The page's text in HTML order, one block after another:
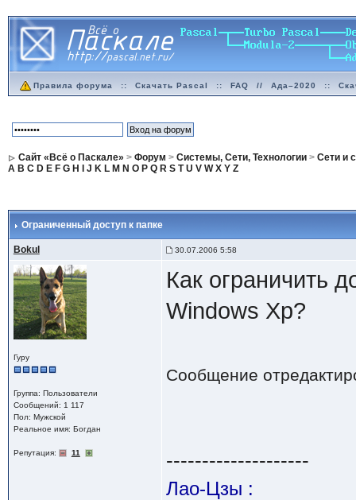
Правила форума :: Скачать Pascal :: FAQ // Ада–2020 ::
Сайт «Всё о Паскале» > Форум > Системы, Сети, Технологии> Сети и
A B C D E F G H J K L M N O P Q R S T U V W X Y Z
Ограниченный доступ к папке
Bokul 30.07.2006 5:58
Гуру
Группа: Пользователи
Сообщений: 1 117
Пол: Мужской
Реальное имя: Богдан
Репутация: 11
Как ограничить
Windows Xp?
Сообщение
--------------------
Лао-Цзы :